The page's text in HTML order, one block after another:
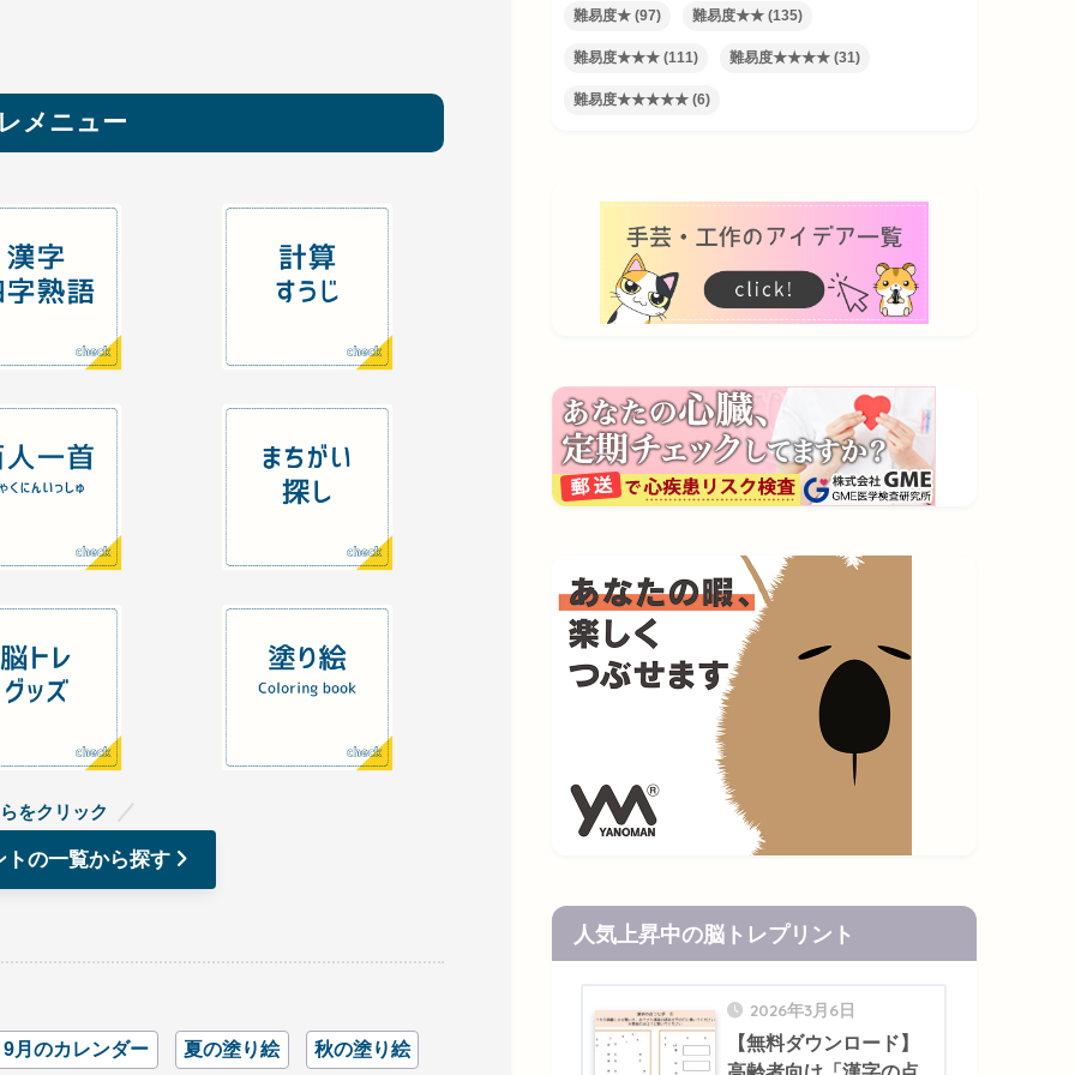
メニュー
をクリック
トの一覧から探す
9月のカレンダー 夏の塗り絵 秋の塗り絵
難易度★ (97) 難易度★★ (135)
難易度★★★ (111) 難易度★★★★ (31)
難易度★★★★★ (6)
人気上昇中の脳トレプリント
2026年3月6日
【無料ダウンロード】